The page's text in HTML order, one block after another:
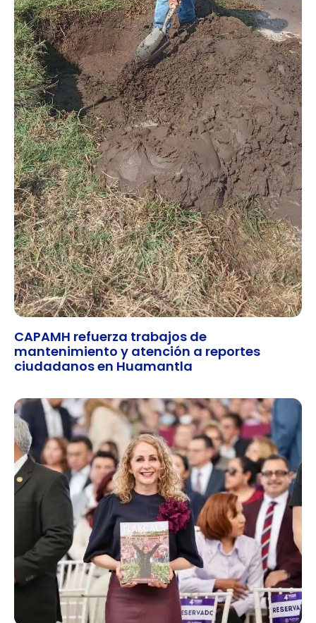
CAPAMH refuerza trabajos de
mantenimiento y atención a reportes
ciudadanos en Huamantla